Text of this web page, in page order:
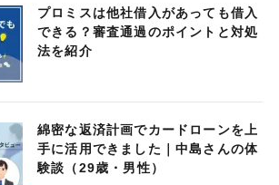
プロミスは他社借入があっても借入
できる？審査通過のポイントと対処
法を紹介
綿密な返済計画でカードローンを上
手に活用できました｜中島さんの体
験談（29歳・男性）